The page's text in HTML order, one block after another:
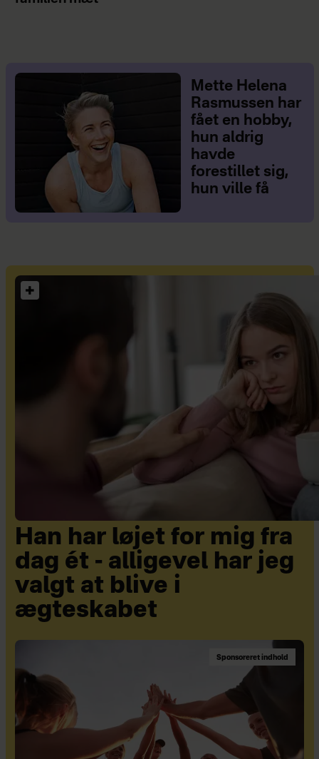
Mette Helena
Rasmussen har
fået en hobby,
hun aldrig
havde
forestillet sig,
hun ville få
Han har løjet for mig fra
dag ét - alligevel har jeg
valgt at blive i
ægteskabet
Sponsoreret indhold